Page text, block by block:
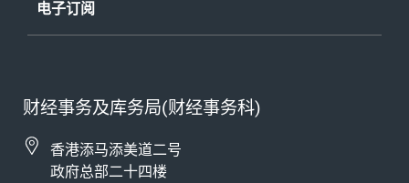
电子订阅
财经事务及库务局(财经事务科)
香港添马添美道二号
政府总部二十四楼